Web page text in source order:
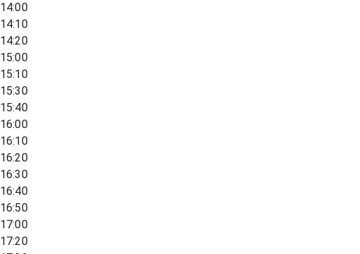
14:00
14:10
14:20
15:00
15:10
15:30
15:40
16:00
16:10
16:20
16:30
16:40
16:50
17:00
17:20